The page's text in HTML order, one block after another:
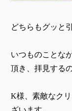
どちらもグッと
いつものことな
頂き、拝見する
K様、素敵なク